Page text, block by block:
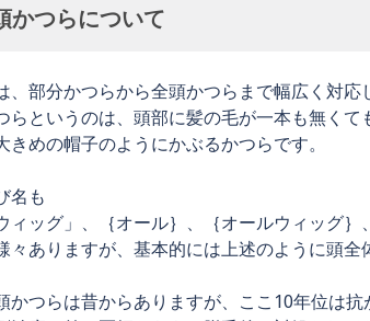
かつらについて
、部分かつらから全頭かつらまで幅広く対応
らというのは、頭部に髪の毛が一本も無く
きめの帽子のようにかぶるかつらです。
名も
ィッグ」、｛オール｝、｛オールウィッグ｝
々ありますが、基本的には上述のように頭全
かつらは昔からありますが、ここ10年位は